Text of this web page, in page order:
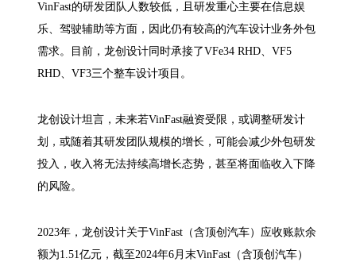
VinFast的研发团队人数较低，且研发重心主要在信息娱
乐、驾驶辅助等方面，因此仍有较高的汽车设计业务外包
需求。目前，龙创设计同时承接了VFe34 RHD、VF5
RHD、VF3三个整车设计项目。
龙创设计坦言，未来若VinFast融资受限，或调整研发计
划，或随着其研发团队规模的增长，可能会减少外包研发
投入，收入将无法持续高增长态势，甚至将面临收入下降
的风险。
2023年，龙创设计关于VinFast（含顶创汽车）应收账款余
额为1.51亿元，截至2024年6月末VinFast（含顶创汽车）